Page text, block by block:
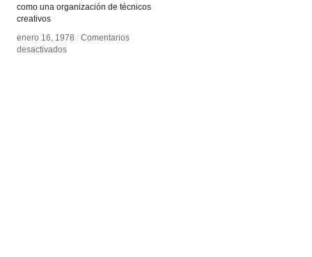
como una organización de técnicos
creativos
enero 16, 1978 / Comentarios
desactivadosen
enero 16, 1978 / Comentarios
desactivadosen